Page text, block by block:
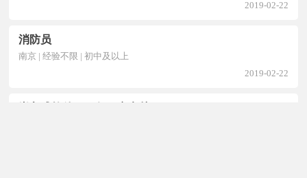
2019-02-22
消防员
南京 | 经验不限 | 初中及以上
2019-02-22